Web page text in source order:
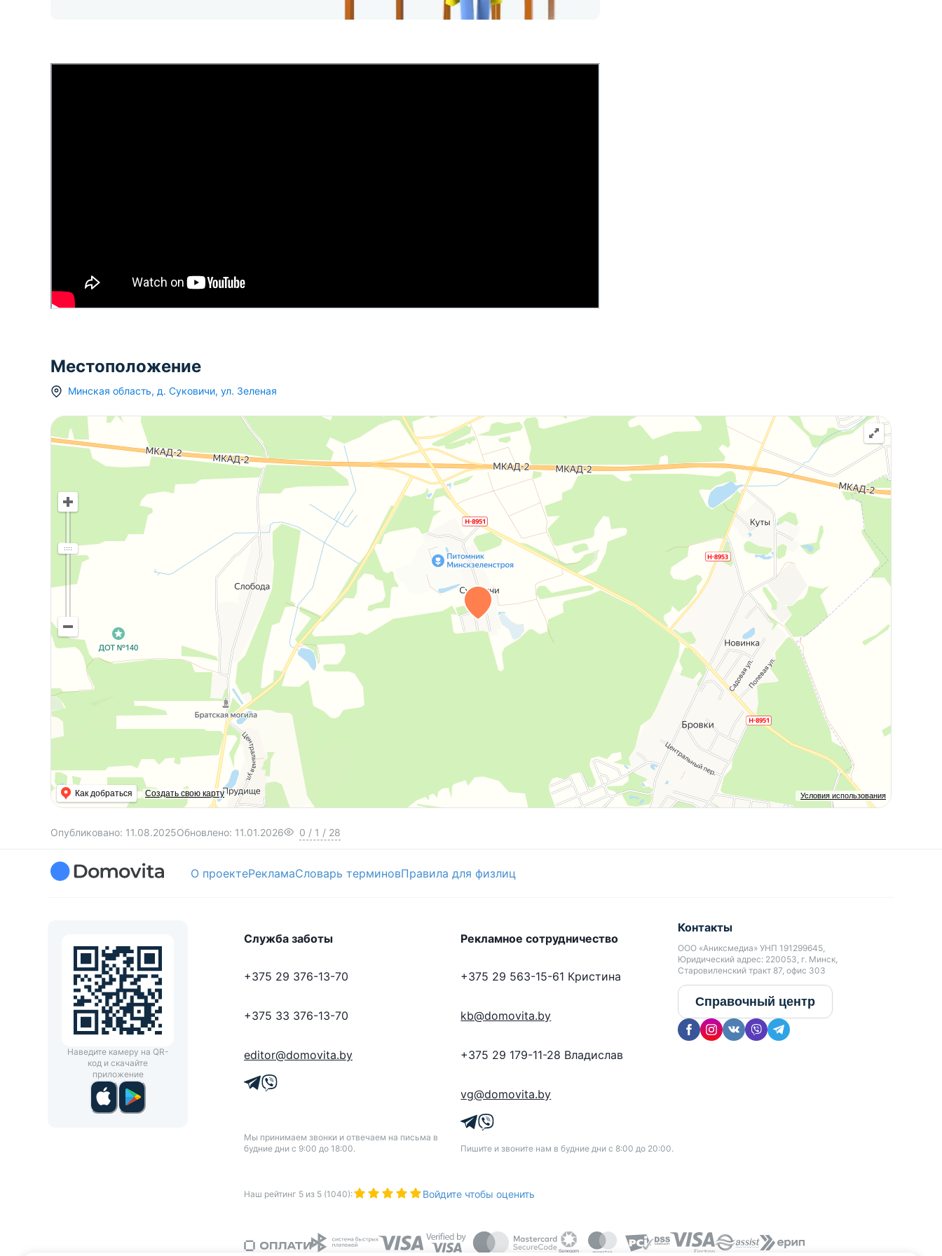
Местоположение
Минская область, д. Суковичи, ул. Зеленая
Условия использования
Как добраться Создать свою карту
Опубликовано: 11.08.2025Обновлено: 11.01.2026 0 / 1 / 28
О проектеРекламаСловарь терминовПравила для физлиц
Наведите камеру на QR-
код и скачайте
приложение
Служба заботы
+375 29 376-13-70
+375 33 376-13-70
editor@domovita.by
Мы принимаем звонки и отвечаем на письма в
будние дни с 9:00 до 18:00.
Рекламное сотрудничество
+375 29 563-15-61 Кристина
kb@domovita.by
+375 29 179-11-28 Владислав
vg@domovita.by
Пишите и звоните нам в будние дни с 8:00 до 20:00.
Контакты
ООО «Аниксмедиа» УНП 191299645,
Юридический адрес: 220053, г. Минск,
Старовиленский тракт 87, офис 303
Справочный центр
Наш рейтинг 5 из 5 (1040): Войдите чтобы оценить